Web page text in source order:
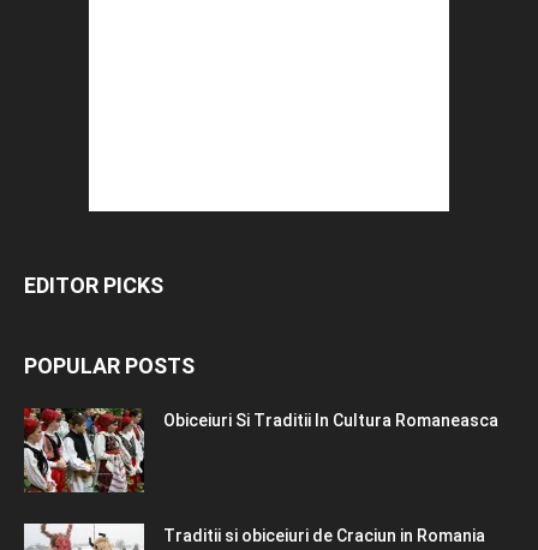
EDITOR PICKS
POPULAR POSTS
Obiceiuri Si Traditii In Cultura Romaneasca
Traditii si obiceiuri de Craciun in Romania